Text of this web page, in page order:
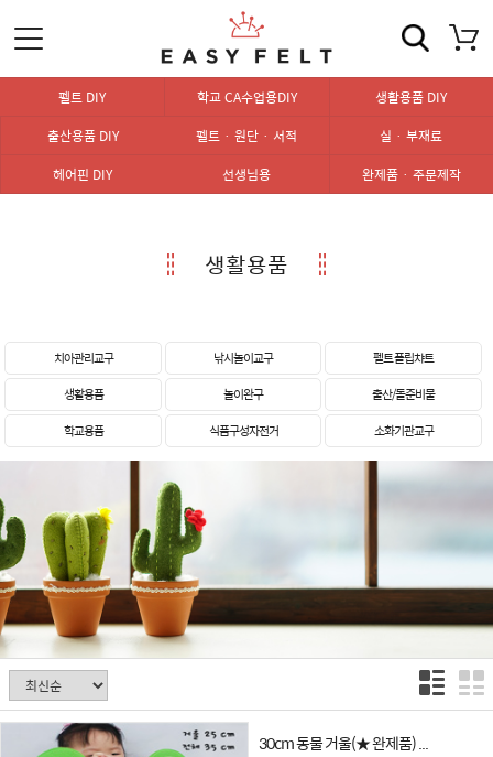
펠트 DIY 학교 CA수업용DIY
생활용품 DIY
출산용품 DIY
펠트 · 원단 · 서적
실 · 부재료
헤어핀 DIY
선생님용 완제품 · 주문제작
생활용품
치아관리교구 낚시놀이교구
펠트 플립챠트
생활용품
놀이완구
출산/돌준비물
학교용품
식품구성자전거 소화기관교구
30cm 동물 거울(★ 완제품) ...